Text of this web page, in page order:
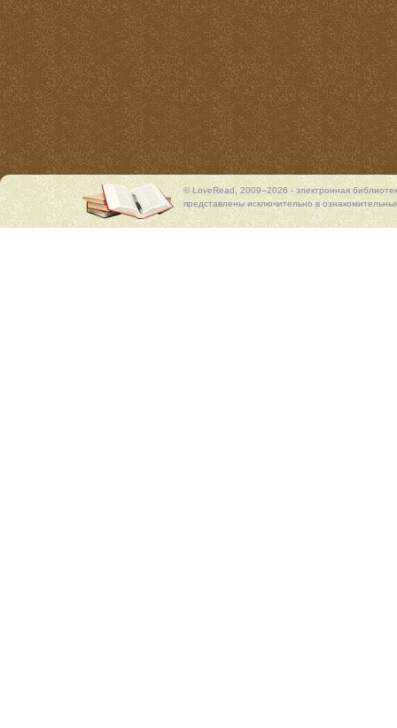
© LoveRead, 2009–2026 - электронная
представлены исключительно в